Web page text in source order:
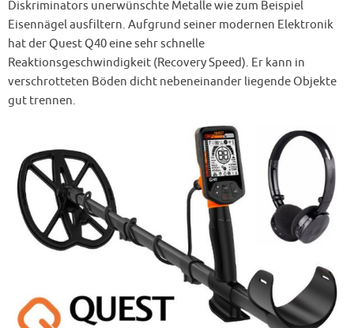
Diskriminators unerwünschte Metalle wie zum Beispiel
Eisennägel ausfiltern. Aufgrund seiner modernen Elektronik
hat der Quest Q40 eine sehr schnelle
Reaktionsgeschwindigkeit (Recovery Speed). Er kann in
verschrotteten Böden dicht nebeneinander liegende Objekte
gut trennen.